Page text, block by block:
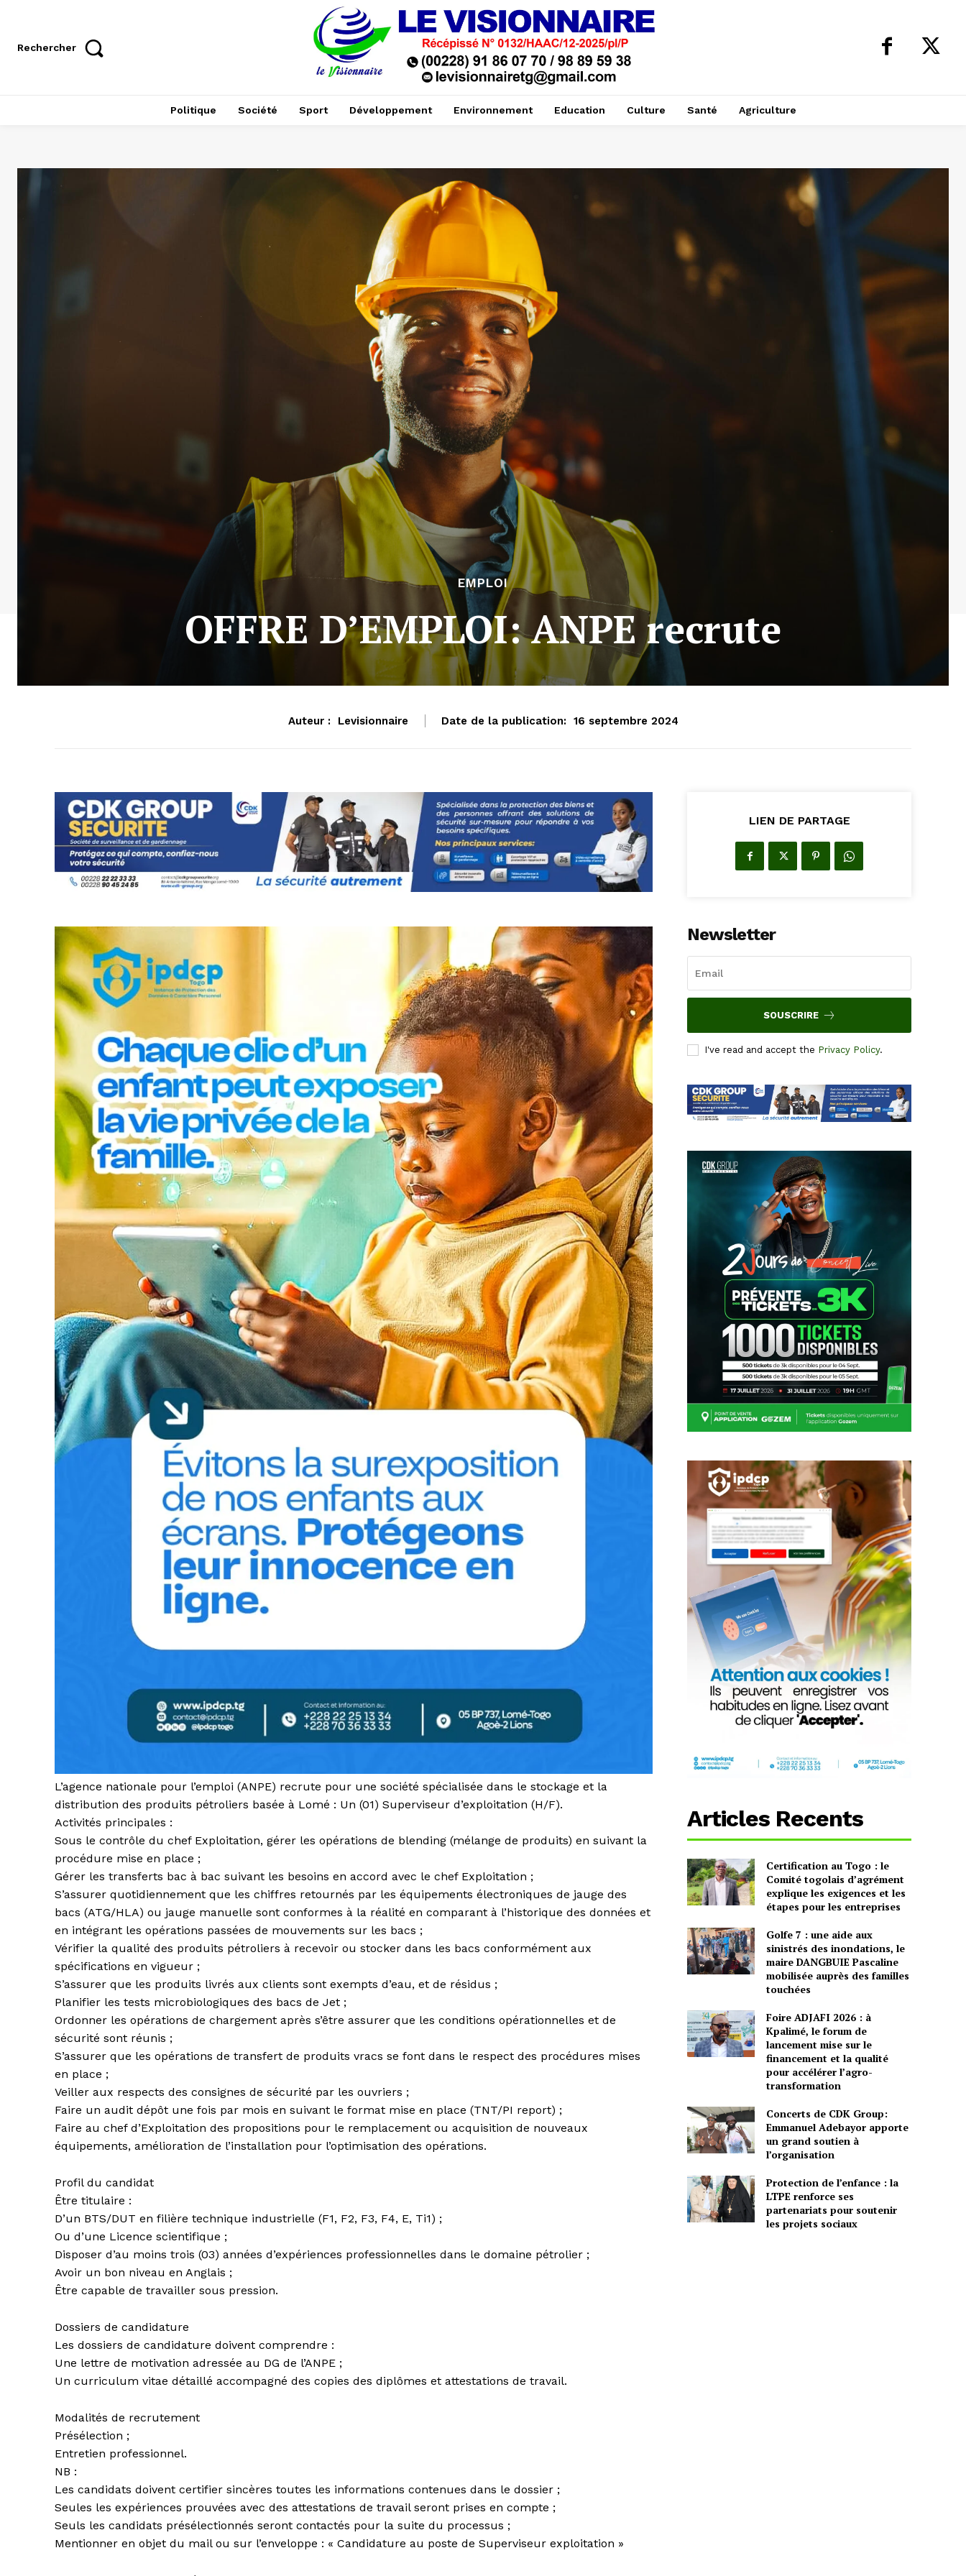
Rechercher
Politique Société Sport Développement Environnement Education Culture Santé Agriculture
EMPLOI
OFFRE D’EMPLOI: ANPE recrute
Auteur : Levisionnaire Date de la publication: 16 septembre 2024
L’agence nationale pour l’emploi (ANPE) recrute pour une société spécialisée dans le stockage et la
distribution des produits pétroliers basée à Lomé : Un (01) Superviseur d’exploitation (H/F).
Activités principales :
Sous le contrôle du chef Exploitation, gérer les opérations de blending (mélange de produits) en suivant la
procédure mise en place ;
Gérer les transferts bac à bac suivant les besoins en accord avec le chef Exploitation ;
S’assurer quotidiennement que les chiffres retournés par les équipements électroniques de jauge des
bacs (ATG/HLA) ou jauge manuelle sont conformes à la réalité en comparant à l’historique des données et
en intégrant les opérations passées de mouvements sur les bacs ;
Vérifier la qualité des produits pétroliers à recevoir ou stocker dans les bacs conformément aux
spécifications en vigueur ;
S’assurer que les produits livrés aux clients sont exempts d’eau, et de résidus ;
Planifier les tests microbiologiques des bacs de Jet ;
Ordonner les opérations de chargement après s’être assurer que les conditions opérationnelles et de
sécurité sont réunis ;
S’assurer que les opérations de transfert de produits vracs se font dans le respect des procédures mises
en place ;
Veiller aux respects des consignes de sécurité par les ouvriers ;
Faire un audit dépôt une fois par mois en suivant le format mise en place (TNT/PI report) ;
Faire au chef d’Exploitation des propositions pour le remplacement ou acquisition de nouveaux
équipements, amélioration de l’installation pour l’optimisation des opérations.
Profil du candidat
Être titulaire :
D’un BTS/DUT en filière technique industrielle (F1, F2, F3, F4, E, Ti1) ;
Ou d’une Licence scientifique ;
Disposer d’au moins trois (03) années d’expériences professionnelles dans le domaine pétrolier ;
Avoir un bon niveau en Anglais ;
Être capable de travailler sous pression.
Dossiers de candidature
Les dossiers de candidature doivent comprendre :
Une lettre de motivation adressée au DG de l’ANPE ;
Un curriculum vitae détaillé accompagné des copies des diplômes et attestations de travail.
Modalités de recrutement
Présélection ;
Entretien professionnel.
NB :
Les candidats doivent certifier sincères toutes les informations contenues dans le dossier ;
Seules les expériences prouvées avec des attestations de travail seront prises en compte ;
Seuls les candidats présélectionnés seront contactés pour la suite du processus ;
Mentionner en objet du mail ou sur l’enveloppe : « Candidature au poste de Superviseur exploitation »
LIEN DE PARTAGE
Newsletter
SOUSCRIRE
I've read and accept the Privacy Policy.
Articles Recents
Certification au Togo : le
Comité togolais d’agrément
explique les exigences et les
étapes pour les entreprises
Golfe 7 : une aide aux
sinistrés des inondations, le
maire DANGBUIE Pascaline
mobilisée auprès des familles
touchées
Foire ADJAFI 2026 : à
Kpalimé, le forum de
lancement mise sur le
financement et la qualité
pour accélérer l’agro-
transformation
Concerts de CDK Group:
Emmanuel Adebayor apporte
un grand soutien à
l’organisation
Protection de l’enfance : la
LTPE renforce ses
partenariats pour soutenir
les projets sociaux